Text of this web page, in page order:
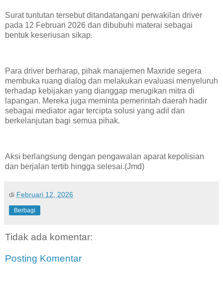
Surat tuntutan tersebut ditandatangani perwakilan driver
pada 12 Februari 2026 dan dibubuhi materai sebagai
bentuk keseriusan sikap.
Para driver berharap, pihak manajemen Maxride segera
membuka ruang dialog dan melakukan evaluasi menyeluruh
terhadap kebijakan yang dianggap merugikan mitra di
lapangan. Mereka juga meminta pemerintah daerah hadir
sebagai mediator agar tercipta solusi yang adil dan
berkelanjutan bagi semua pihak.
Aksi berlangsung dengan pengawalan aparat kepolisian
dan berjalan tertib hingga selesai.(Jmd)
di Februari 12, 2026
Berbagi
Tidak ada komentar:
Posting Komentar